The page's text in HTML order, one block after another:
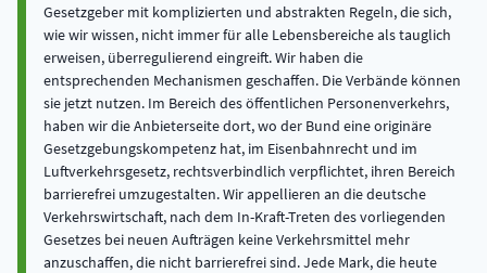
Gesetzgeber mit komplizierten und abstrakten Regeln, die sich,
wie wir wissen, nicht immer für alle Lebensbereiche als tauglich
erweisen, überregulierend eingreift. Wir haben die
entsprechenden Mechanismen geschaffen. Die Verbände können
sie jetzt nutzen. Im Bereich des öffentlichen Personenverkehrs,
haben wir die Anbieterseite dort, wo der Bund eine originäre
Gesetzgebungskompetenz hat, im Eisenbahnrecht und im
Luftverkehrsgesetz, rechtsverbindlich verpflichtet, ihren Bereich
barrierefrei umzugestalten. Wir appellieren an die deutsche
Verkehrswirtschaft, nach dem In-Kraft-Treten des vorliegenden
Gesetzes bei neuen Aufträgen keine Verkehrsmittel mehr
anzuschaffen, die nicht barrierefrei sind. Jede Mark, die heute